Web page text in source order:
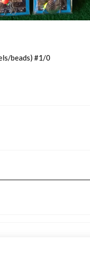
beads) #1/0